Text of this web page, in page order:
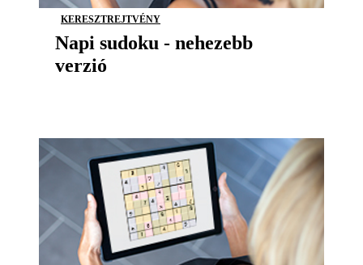
KERESZTREJTVÉNY
Napi sudoku - nehezebb
verzió